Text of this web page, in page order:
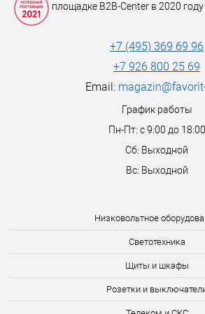
Низковольтное
Светотехника
Щиты и шкафы
Розетки и
площадке B2B-Center в 2020 году
+7 (495) 369 69 96
+7 926 800 25 69
Email:
График работы
Пн-Пт: с 9:00 до 18:00
Сб: Выходной
Вс: Выходной